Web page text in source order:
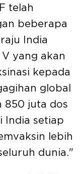
telah
beberapa
India
yang akan
kepada
global
850 juta dos
India setiap
lebih
dunia."